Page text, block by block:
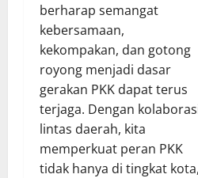
berharap semangat
kebersamaan,
kekompakan, dan gotong
royong menjadi dasar
gerakan PKK dapat terus
terjaga. Dengan
lintas daerah, kita
memperkuat peran PKK
tidak hanya di tingkat kota,